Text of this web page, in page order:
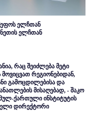
ელჩთან
ელჩთან
რაც შეიძლება მეტი
რეგიონებიდან,
გამოცდილებისა და
მისაღებად, - შაკო
ქართული ინსტიტუტის
დირექტორი